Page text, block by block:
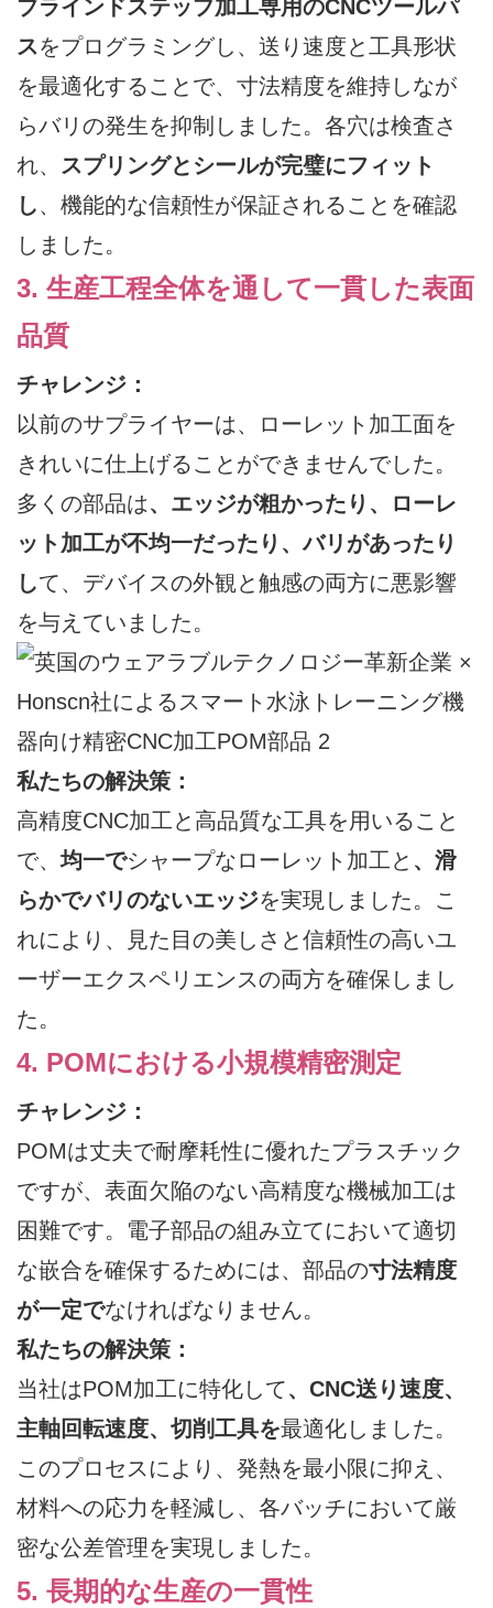
ブラインドステップ加工専用のCNCツールパ
スをプログラミングし、送り速度と工具形状
を最適化することで、寸法精度を維持しなが
らバリの発生を抑制しました。各穴は検査さ
れ、 スプリングとシールが完璧にフィット
し、機能的な信頼性が保証されることを確認
しました。
3. 生産工程全体を通して一貫した表面
品質
チャレンジ：
以前のサプライヤーは、ローレット加工面を
きれいに仕上げることができませんでした。
多くの部品は、エッジが粗かったり、ローレ
ット加工が不均一だったり、バリがあったり
して、デバイスの外観と触感の両方に悪影響
を与えていました。
私たちの解決策：
高精度CNC加工と高品質な工具を用いること
で、均一でシャープなローレット加工と 、滑
らかでバリのないエッジを実現しました。こ
れにより、見た目の美しさと信頼性の高いユ
ーザーエクスペリエンスの両方を確保しまし
た。
4. POMにおける小規模精密測定
チャレンジ：
POMは丈夫で耐摩耗性に優れたプラスチック
ですが、表面欠陥のない高精度な機械加工は
困難です。電子部品の組み立てにおいて適切
な嵌合を確保するためには、部品の寸法精度
が一定でなければなりません。
私たちの解決策：
当社はPOM加工に特化して、CNC送り速度、
主軸回転速度、切削工具を最適化しました。
このプロセスにより、発熱を最小限に抑え、
材料への応力を軽減し、各バッチにおいて厳
密な公差管理を実現しました。
5. 長期的な生産の一貫性